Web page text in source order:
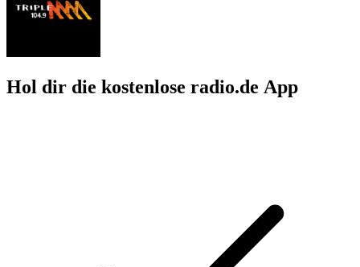
Hol dir die kostenlose radio.de App